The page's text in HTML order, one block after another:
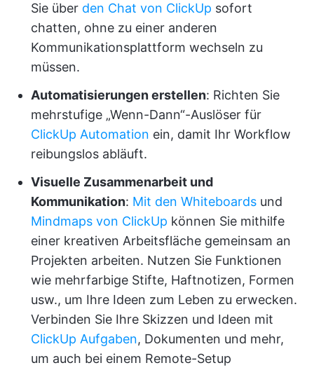
Sie über den Chat von ClickUp sofort
chatten, ohne zu einer anderen
Kommunikationsplattform wechseln zu
müssen.
Automatisierungen erstellen: Richten Sie
mehrstufige „Wenn-Dann“-Auslöser für
ClickUp Automation ein, damit Ihr Workflow
reibungslos abläuft.
Visuelle Zusammenarbeit und
Kommunikation: Mit den Whiteboards und
Mindmaps von ClickUp können Sie mithilfe
einer kreativen Arbeitsfläche gemeinsam an
Projekten arbeiten. Nutzen Sie Funktionen
wie mehrfarbige Stifte, Haftnotizen, Formen
usw., um Ihre Ideen zum Leben zu erwecken.
Verbinden Sie Ihre Skizzen und Ideen mit
ClickUp Aufgaben, Dokumenten und mehr,
um auch bei einem Remote-Setup